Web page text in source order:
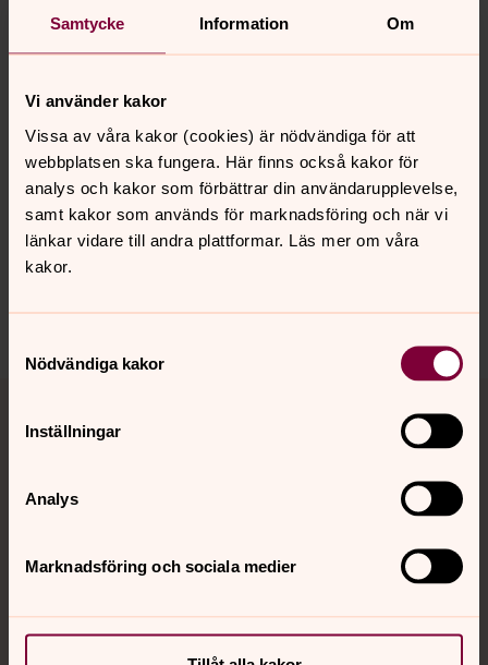
Samtycke Information Om
Vi använder kakor
Vissa av våra kakor (cookies) är nödvändiga för att
webbplatsen ska fungera. Här finns också kakor för
analys och kakor som förbättrar din användarupplevelse,
samt kakor som används för marknadsföring och när vi
länkar vidare till andra plattformar. Läs mer om våra
kakor.
Nödvändiga kakor
Inställningar
Analys
Marknadsföring och sociala medier
Se videon på YouTube i stället.
Här kan du läsa mer om Svenska kyrkan på Bokmässan
Dela
Kontakt
Kalender